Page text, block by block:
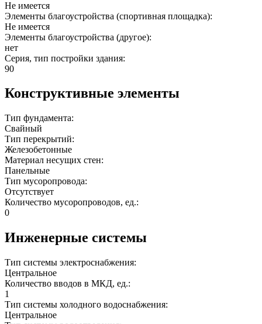
Не имеется
Элементы благоустройства (спортивная площадка):
Не имеется
Элементы благоустройства (другое):
нет
Серия, тип постройки здания:
90
Конструктивные элементы
Тип фундамента:
Свайный
Тип перекрытий:
Железобетонные
Материал несущих стен:
Панельные
Тип мусоропровода:
Отсутствует
Количество мусоропроводов, ед.:
0
Инженерные системы
Тип системы электроснабжения:
Центральное
Количество вводов в МКД, ед.:
1
Тип системы холодного водоснабжения:
Центральное